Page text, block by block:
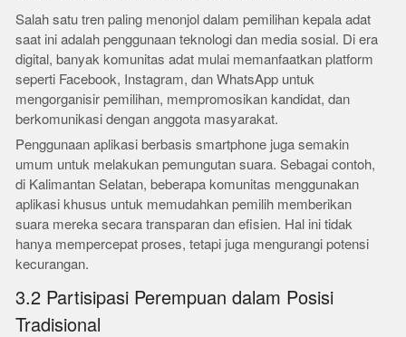
Salah satu tren paling menonjol dalam pemilihan kepala adat
saat ini adalah penggunaan teknologi dan media sosial. Di era
digital, banyak komunitas adat mulai memanfaatkan platform
seperti Facebook, Instagram, dan WhatsApp untuk
mengorganisir pemilihan, mempromosikan kandidat, dan
berkomunikasi dengan anggota masyarakat.
Penggunaan aplikasi berbasis smartphone juga semakin
umum untuk melakukan pemungutan suara. Sebagai contoh,
di Kalimantan Selatan, beberapa komunitas menggunakan
aplikasi khusus untuk memudahkan pemilih memberikan
suara mereka secara transparan dan efisien. Hal ini tidak
hanya mempercepat proses, tetapi juga mengurangi potensi
kecurangan.
3.2 Partisipasi Perempuan dalam Posisi
Tradisional